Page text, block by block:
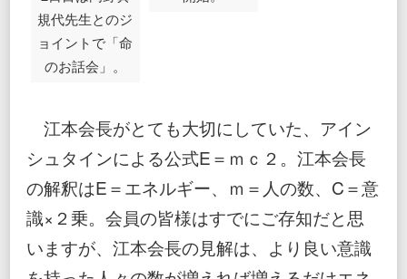
規代先生とのジ
ョイントで「命
のお話会」。
江本会長がとても大切にしていた、アイン
シュタインによる公式E＝ｍｃ２。江本会長
の解釈はE＝エネルギー、ｍ＝人の数、C＝意
識×２乗。会員の皆様はすでにご存知だと思
いますが、江本会長の見解は、より良い意識